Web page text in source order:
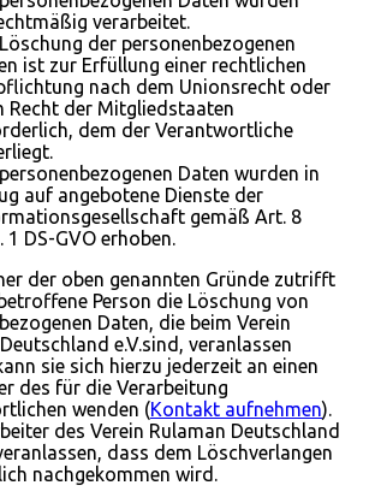
verarbeitet.
der personenbezogenen
ist zur Erfüllung einer rechtlichen
nach dem Unionsrecht oder
Recht der Mitgliedstaaten
dem der Verantwortliche
Daten wurden in
auf angebotene Dienste der
gemäß Art. 8
1 DS-GVO erhoben.
der oben genannten Gründe zutrifft
Person die Löschung von
Daten, die beim Verein
e.V.sind, veranlassen
sie sich hierzu jederzeit an einen
des für die Verarbeitung
wenden (Kontakt aufnehmen).
des Verein Rulaman Deutschland
dass dem Löschverlangen
nachgekommen wird.